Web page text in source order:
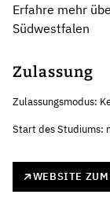
Erfahre mehr
Südwestfalen
Zulassung
Zulassungsmodus:
Start des Studiums:
WEBSITE